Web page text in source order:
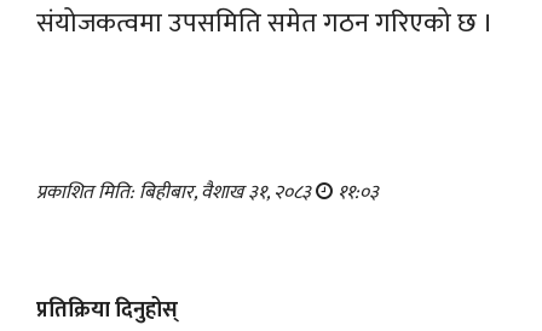
संयोजकत्वमा उपसमिति समेत गठन गरिएको छ ।
प्रकाशित मिति: बिहीबार, वैशाख ३१, २०८३ ११:०३
प्रतिक्रिया दिनुहोस्